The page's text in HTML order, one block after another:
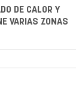
DE CALOR Y
VARIAS ZONAS